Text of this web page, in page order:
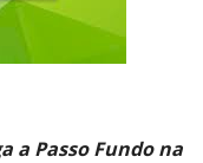
a Passo Fundo na